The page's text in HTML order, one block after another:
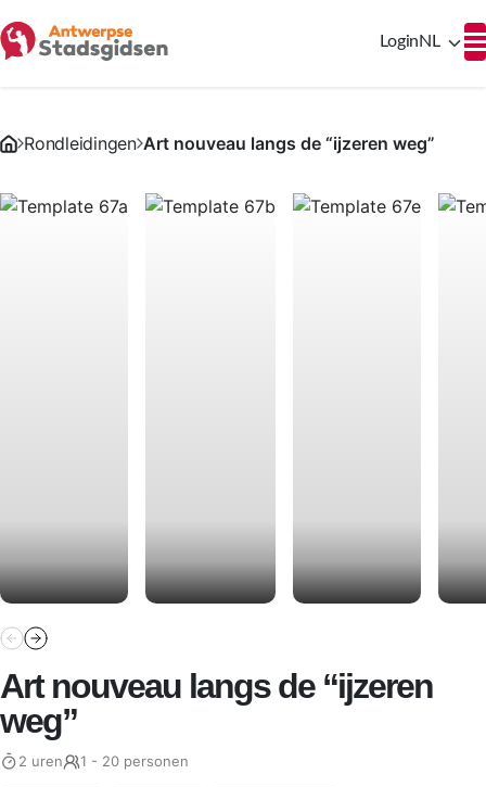
LoginNL
Rondleidingen Art nouveau langs de “ijzeren weg”
Art nouveau langs de “ijzeren
weg”
2 uren 1 - 20 personen